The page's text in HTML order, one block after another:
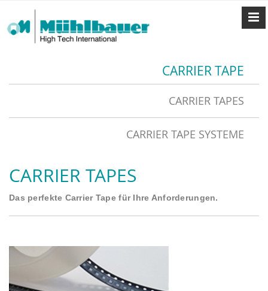
CARRIER TAPE
CARRIER TAPES
CARRIER TAPE SYSTEME
CARRIER TAPES
Das perfekte Carrier Tape für Ihre Anforderungen.